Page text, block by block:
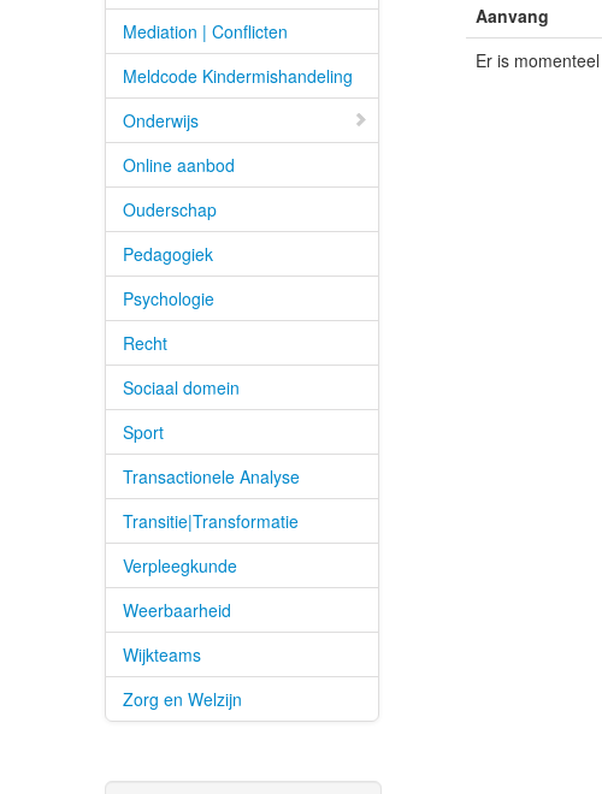
Aanvang
Er is
Mediation | Conflicten
Meldcode Kindermishandeling
Onderwijs
Online aanbod
Ouderschap
Pedagogiek
Psychologie
Recht
Sociaal domein
Sport
Transactionele Analyse
Transitie|Transformatie
Verpleegkunde
Weerbaarheid
Wijkteams
Zorg en Welzijn